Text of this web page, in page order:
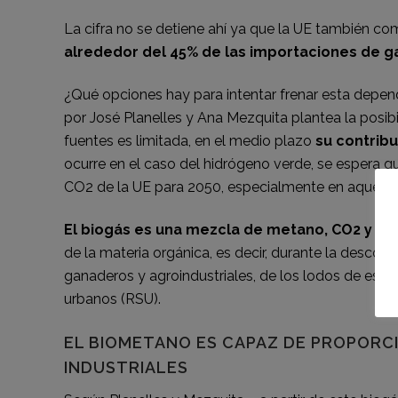
La cifra no se detiene ahí ya que la UE también
alrededor del 45% de las importaciones de
¿Qué opciones hay para intentar frenar esta
por José Planelles y Ana Mezquita plantea la
fuentes es limitada, en el medio plazo su
ocurre en el caso del hidrógeno verde, se espera
CO2 de la UE para 2050, especialmente en
El biogás es una mezcla de metano, CO2 y
de la materia orgánica, es decir, durante la
ganaderos y agroindustriales, de los lodos de
urbanos (RSU).
EL BIOMETANO ES CAPAZ DE
INDUSTRIALES